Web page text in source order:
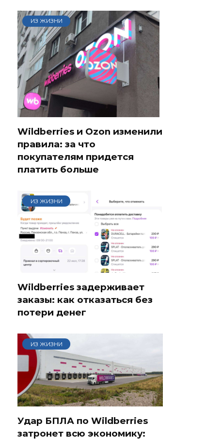
ИЗ ЖИЗНИ
Wildberries и Ozon изменили
правила: за что
покупателям придется
платить больше
ИЗ ЖИЗНИ
Wildberries задерживает
заказы: как отказаться без
потери денег
ИЗ ЖИЗНИ
Удар БПЛА по Wildberries
затронет всю экономику: